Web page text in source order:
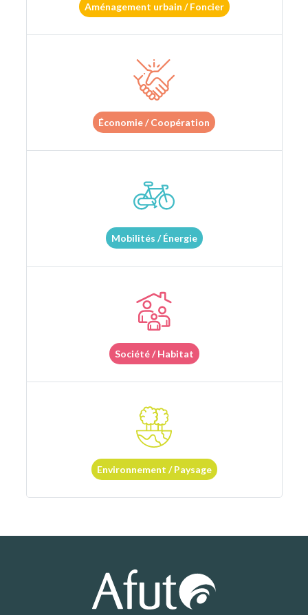
Aménagement urbain / Foncier
Économie / Coopération
Mobilités / Énergie
Société / Habitat
Environnement / Paysage